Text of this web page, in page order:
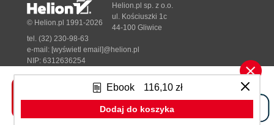
Ebook 116,10 zł
Dodaj do koszyka
Tonik.pl
© Helion.pl 1991-2026
Helion.pl sp. z o.o.
ul. Kościuszki 1c
44-100 Gliwice
tel. (32) 230-98-63
e-mail: [wyświetl email]@helion.pl
NIP: 6312636254